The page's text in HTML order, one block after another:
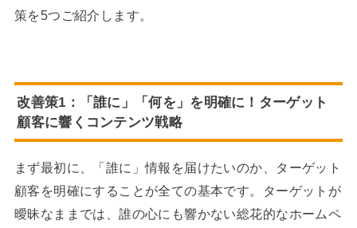
策を5つご紹介します。
改善策1：「誰に」「何を」を明確に！ターゲット
顧客に響くコンテンツ戦略
まず最初に、「誰に」情報を届けたいのか、ターゲット
顧客を明確にすることが全ての基本です。ターゲットが
曖昧なままでは、誰の心にも響かない総花的なホームペ